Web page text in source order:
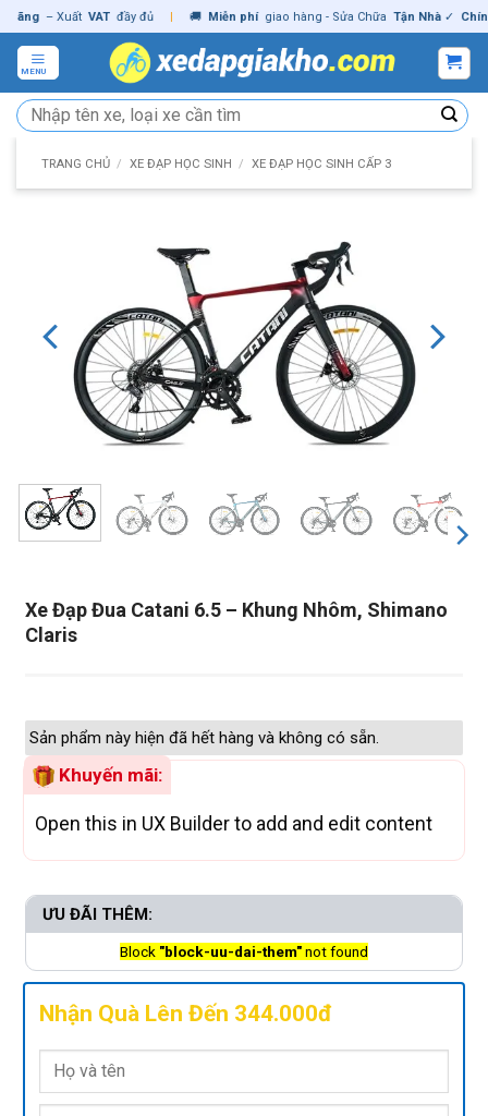
Skip
to
content
– Xuất VAT đầy đủ | 🚚 Miễn phí giao hàng - Sửa Chữa Tận Nhà ✓ Chính
MENU
Tìm
kiếm:
TRANG CHỦ / XE ĐẠP HỌC SINH / XE ĐẠP HỌC SINH CẤP 3
Xe Đạp Đua Catani 6.5 – Khung Nhôm, Shimano
Claris
Sản phẩm này hiện đã hết hàng và không có sẵn.
Khuyến mãi:
Open this in UX Builder to add and edit content
ƯU ĐÃI THÊM:
Block "block-uu-dai-them"not found
Nhận Quà Lên Đến 344.000đ